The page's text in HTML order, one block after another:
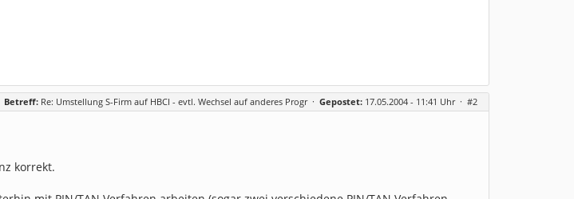
Betreff: Re: Umstellung S-Firm auf HBCI - evtl. Wechsel auf anderes Progr· Gepostet: 17.05.2004 - 11:41 Uhr · #2
korrekt.